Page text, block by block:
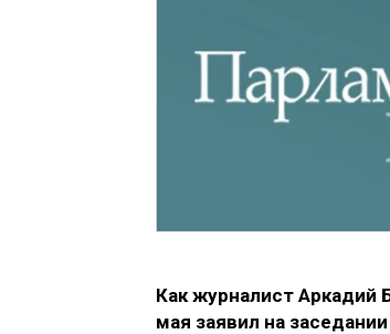
Как журналист Аркадий
мая заявил на